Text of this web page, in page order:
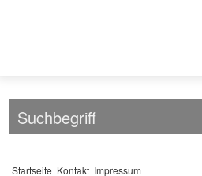
Startseite Kontakt Impressum